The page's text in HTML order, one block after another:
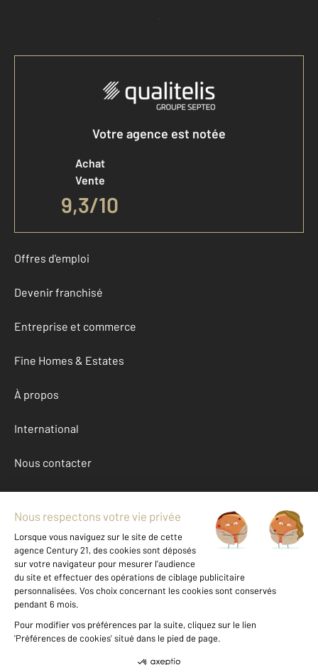
Accéder à mon compte
Votre agence est notée
Achat
Vente
9,3/10
Offres d'emploi
Devenir franchisé
Entreprise et commerce
Fine Homes & Estates
À propos
International
Nous contacter
Mentions légales & CGU et Barèmes d'honoraires
Données personnelles
Gestionnaire des cookies
Achat maison autour de VALBONNE (06560)